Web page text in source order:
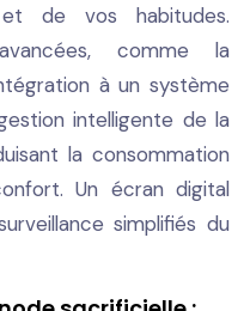
de vos habitudes.
comme la
à un système
intelligente de la
la consommation
Un écran digital
simplifiés du